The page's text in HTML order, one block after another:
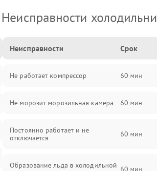
Неисправности
Неисправности Срок
Не работает компрессор 60 мин
Не морозит морозильная камера 60 мин
Постоянно работает и не
отключается
60 мин
Образование льда в холодильной 60 мин